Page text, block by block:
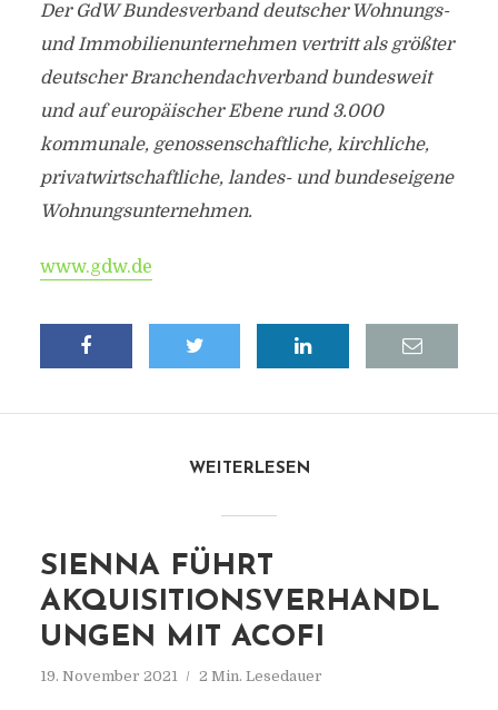
Der GdW Bundesverband deutscher Wohnungs-
und Immobilienunternehmen vertritt als größter
deutscher Branchendachverband bundesweit
und auf europäischer Ebene rund 3.000
kommunale, genossenschaftliche, kirchliche,
privatwirtschaftliche, landes- und bundeseigene
Wohnungsunternehmen.
www.gdw.de
WEITERLESEN
SIENNA FÜHRT
AKQUISITIONSVERHANDL
UNGEN MIT ACOFI
19. November 2021 2 Min. Lesedauer